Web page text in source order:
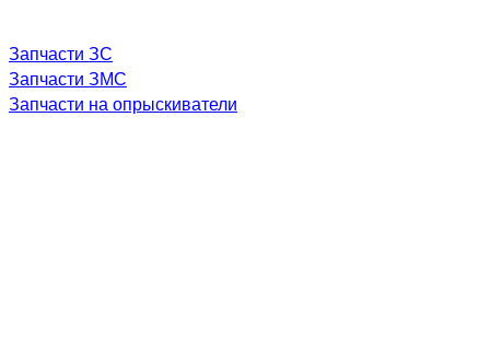
Запчасти ЗС
Запчасти ЗМС
Запчасти на опрыскиватели